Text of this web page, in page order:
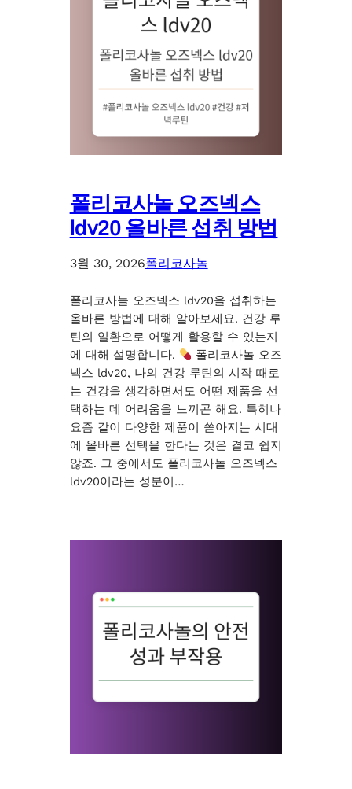
폴리코사놀 오즈넥스
ldv20 올바른 섭취 방법
3월 30, 2026폴리코사놀
폴리코사놀 오즈넥스 ldv20을 섭취하는
올바른 방법에 대해 알아보세요. 건강 루
틴의 일환으로 어떻게 활용할 수 있는지
에 대해 설명합니다.
폴리코사놀 오즈
넥스 ldv20, 나의 건강 루틴의 시작 때로
는 건강을 생각하면서도 어떤 제품을 선
택하는 데 어려움을 느끼곤 해요. 특히나
요즘 같이 다양한 제품이 쏟아지는 시대
에 올바른 선택을 한다는 것은 결코 쉽지
않죠. 그 중에서도 폴리코사놀 오즈넥스
ldv20이라는 성분이…